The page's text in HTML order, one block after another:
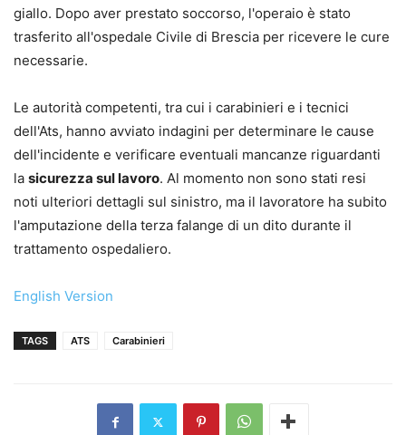
giallo. Dopo aver prestato soccorso, l'operaio è stato
trasferito all'ospedale Civile di Brescia per ricevere le cure
necessarie.
Le autorità competenti, tra cui i carabinieri e i tecnici
dell'Ats, hanno avviato indagini per determinare le cause
dell'incidente e verificare eventuali mancanze riguardanti
la sicurezza sul lavoro. Al momento non sono stati resi
noti ulteriori dettagli sul sinistro, ma il lavoratore ha subito
l'amputazione della terza falange di un dito durante il
trattamento ospedaliero.
English Version
TAGS ATS Carabinieri